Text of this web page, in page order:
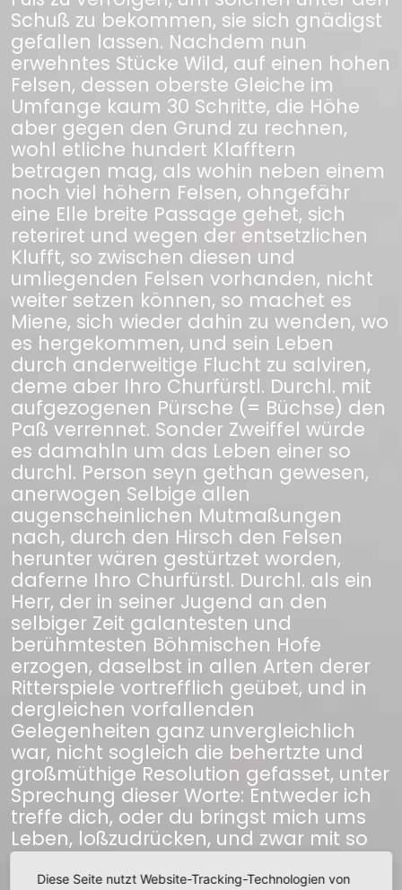
Schuß zu bekommen, sie sich gnädigst
gefallen lassen. Nachdem nun
erwehntes Stücke Wild, auf einen hohen
Felsen, dessen oberste Gleiche im
Umfange kaum 30 Schritte, die Höhe
aber gegen den Grund zu rechnen,
wohl etliche hundert Klafftern
betragen mag, als wohin neben einem
noch viel höhern Felsen, ohngefähr
eine Elle breite Passage gehet, sich
reteriret und wegen der entsetzlichen
Klufft, so zwischen diesen und
umliegenden Felsen vorhanden, nicht
weiter setzen können, so machet es
Miene, sich wieder dahin zu wenden, wo
es hergekommen, und sein Leben
durch anderweitige Flucht zu salviren,
deme aber Ihro Churfürstl. Durchl. mit
aufgezogenen Pürsche (= Büchse) den
Paß verrennet. Sonder Zweiffel würde
es damahln um das Leben einer so
durchl. Person seyn gethan gewesen,
anerwogen Selbige allen
augenscheinlichen Mutmaßungen
nach, durch den Hirsch den Felsen
herunter wären gestürtzet worden,
daferne Ihro Churfürstl. Durchl. als ein
Herr, der in seiner Jugend an den
selbiger Zeit galantesten und
berühmtesten Böhmischen Hofe
erzogen, daselbst in allen Arten derer
Ritterspiele vortrefflich geübet, und in
dergleichen vorfallenden
Gelegenheiten ganz unvergleichlich
war, nicht sogleich die behertzte und
großmüthige Resolution gefasset, unter
Sprechung dieser Worte: Entweder ich
treffe dich, oder du bringst mich ums
Leben, loßzudrücken, und zwar mit so
glücklichen Succeß, daß der Hirsch,
indem er getroffen worden, einen Satz
Diese Seite nutzt Website-Tracking-Technologien von